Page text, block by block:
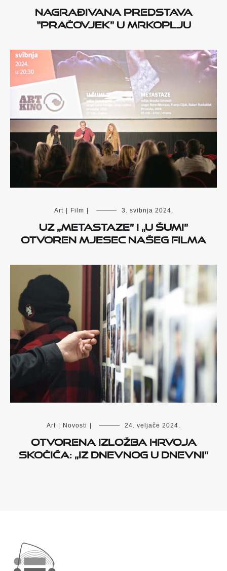
Nagrađivana predstava
“Pračovjek” u Mrkoplju
Art Film 3. svibnja 2024.
Uz „Metastaze” i „U šumi”
otvoren Mjesec našeg filma
Art Novosti 24. veljače 2024.
Otvorena izložba Hrvoja
Skočića: „Iz dnevnog u Dnevni”